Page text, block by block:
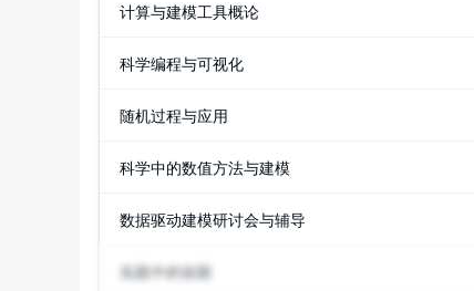
计算与建模工具概论
科学编程与可视化
随机过程与应用
科学中的数值方法与建模
数据驱动建模研讨会与辅导
实践中的创新